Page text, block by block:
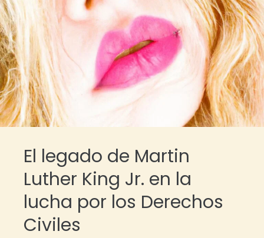
El legado de Martin
Luther King Jr. en la
lucha por los Derechos
Civiles